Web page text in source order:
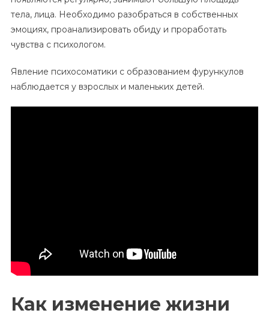
тела, лица. Необходимо разобраться в собственных
эмоциях, проанализировать обиду и проработать
чувства с психологом.
Явление психосоматики с образованием фурункулов
наблюдается у взрослых и маленьких детей.
Как изменение жизни